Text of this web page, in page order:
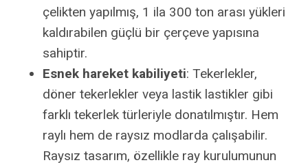
çelikten yapılmış, 1 ila 300 ton arası yükleri
kaldırabilen güçlü bir çerçeve yapısına
sahiptir.
Esnek hareket kabiliyeti: Tekerlekler,
döner tekerlekler veya lastik lastikler gibi
farklı tekerlek türleriyle donatılmıştır. Hem
raylı hem de raysız modlarda çalışabilir.
Raysız tasarım, özellikle ray kurulumunun